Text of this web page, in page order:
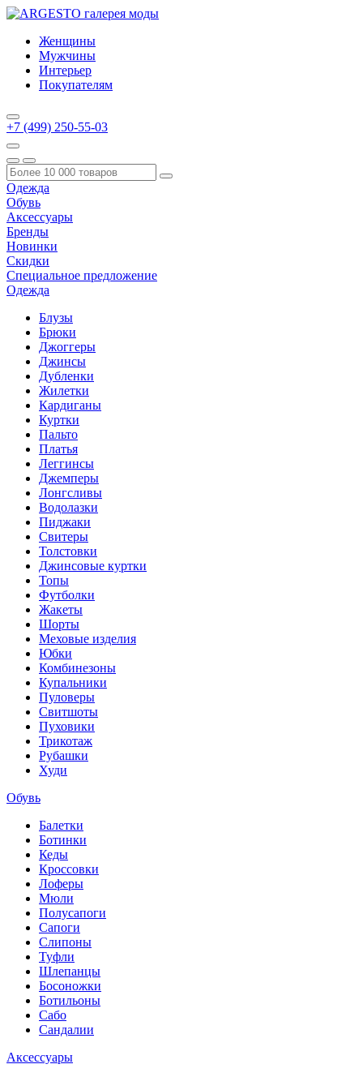
Женщины
Мужчины
Интерьер
Покупателям
+7 (499) 250-55-03
Одежда
Обувь
Аксессуары
Бренды
Новинки
Скидки
Специальное предложение
Одежда
Блузы
Брюки
Джоггеры
Джинсы
Дубленки
Жилетки
Кардиганы
Куртки
Пальто
Платья
Леггинсы
Джемперы
Лонгсливы
Водолазки
Пиджаки
Свитеры
Толстовки
Джинсовые куртки
Топы
Футболки
Жакеты
Шорты
Меховые изделия
Юбки
Комбинезоны
Купальники
Пуловеры
Свитшоты
Пуховики
Трикотаж
Рубашки
Худи
Обувь
Балетки
Ботинки
Кеды
Кроссовки
Лоферы
Мюли
Полусапоги
Сапоги
Слипоны
Туфли
Шлепанцы
Босоножки
Ботильоны
Сабо
Сандалии
Аксессуары